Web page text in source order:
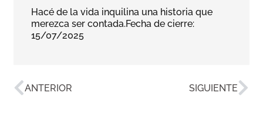
Hacé de la vida inquilina una historia que
merezca ser contada.Fecha de cierre:
15/07/2025
ANTERIOR SIGUIENTE